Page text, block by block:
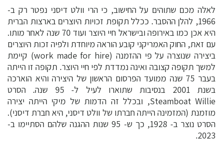
לאלה מכם שתוהים על החישוב, כי הרי וולט דיסני נפטר רק ב-
1966, להלן ההסבר. ככלל תקופת זכויות היוצרים בארצות הברית
היא אכן כמו באירופה ובישראל חיי היוצר ועוד 70 שנה לאחר מותו.
עם זאת, החוק האמריקני קובע הוראה מיוחדת ולפיה זכות היוצרים
ביצירה שנוצרה על פי ההזמנה (work made for hire) קיימת
למשך תקופה קצובה ואינה נמדדת לפי חיי היוצר. תקופה זו הייתה
בעבר 75 שנה ממועד הפרסום הראשון של היצירה והיא הוארכה
בשנת 2001 בנסיבות שתוארו לעיל ל- 95 שנה. הסרט
Steamboat Willie, ובכלל זה הדמות של מיקי הייתה יצירה
מוזמנת (המזמינה הייתה חברתו של וולט דיסני, היא חברת דיסני).
הסרט נוצר ב- 1928, כך ש- 95 שנות ההגנה שלהם הסתיימו ב-
2023.